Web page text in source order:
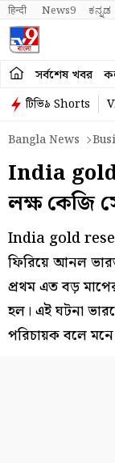
हिन्दी News9 ಕನ್ನಡ
সর্বশেষ খবর
টিভি৯ Shorts
Bangla News
India gold
লক্ষ কেজি
India gold
ফিরিয়ে আনল
প্রথম এত বড়
হল। এই ঘটনা
পরিচায়ক বলে মনে